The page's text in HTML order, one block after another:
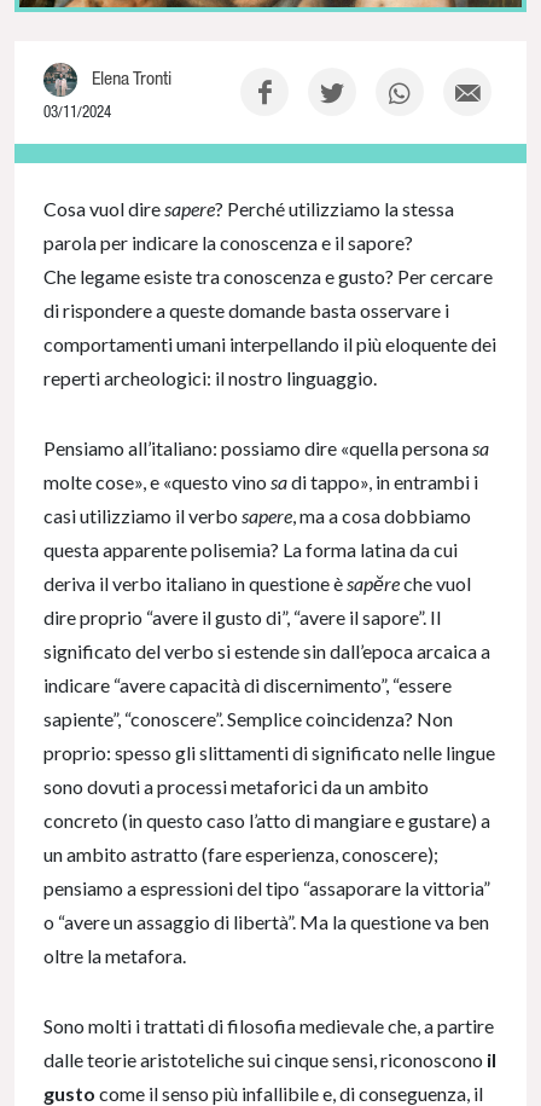
Elena Tronti
03/11/2024
NaN% Complete
Cosa vuol dire sapere? Perché utilizziamo la stessa
parola per indicare la conoscenza e il sapore?
Che legame esiste tra conoscenza e gusto? Per cercare
di rispondere a queste domande basta osservare i
comportamenti umani interpellando il più eloquente dei
reperti archeologici: il nostro linguaggio.
Pensiamo all’italiano: possiamo dire «quella persona sa
molte cose», e «questo vino sadi tappo», in entrambi i
casi utilizziamo il verbo sapere , ma a cosa dobbiamo
questa apparente polisemia? La forma latina da cui
deriva il verbo italiano in questione è sapĕreche vuol
dire proprio “avere il gusto di”, “avere il sapore”. Il
significato del verbo si estende sin dall’epoca arcaica a
indicare “avere capacità di discernimento”, “essere
sapiente”, “conoscere”. Semplice coincidenza? Non
proprio: spesso gli slittamenti di significato nelle lingue
sono dovuti a processi metaforici da un ambito
concreto (in questo caso l’atto di mangiare e gustare) a
un ambito astratto (fare esperienza, conoscere);
pensiamo a espressioni del tipo “assaporare la vittoria”
o “avere un assaggio di libertà”. Ma la questione va ben
oltre la metafora.
Sono molti i trattati di filosofia medievale che, a partire
dalle teorie aristoteliche sui cinque sensi, riconoscono il
gusto come il senso più infallibile e, di conseguenza, il